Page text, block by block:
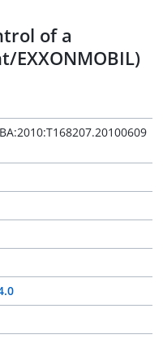
of a
EXXONMOBIL)